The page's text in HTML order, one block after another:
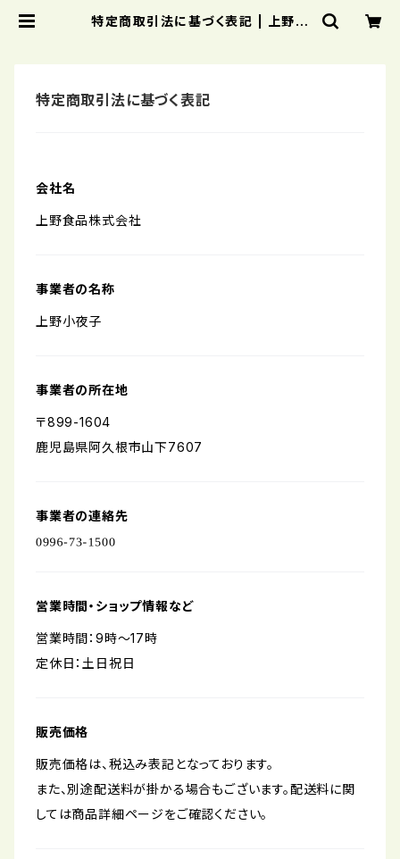
特定商取引法に基づく表記 | 上野食
特定商取引法に基づく表記
会社名
上野食品株式会社
事業者の名称
上野小夜子
事業者の所在地
〒899-1604
鹿児島県阿久根市山下7607
事業者の連絡先
営業時間・ショップ情報など
営業時間：9時〜17時
定休日：土日祝日
販売価格
販売価格は、税込み表記となっております。
また、別途配送料が掛かる場合もございます。配送料に関
しては商品詳細ページをご確認ください。